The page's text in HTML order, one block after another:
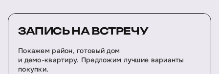
ЗАПИСЬ НА ВСТРЕЧУ
Покажем район, готовый дом
и демо-квартиру. Предложим лучшие варианты
покупки.